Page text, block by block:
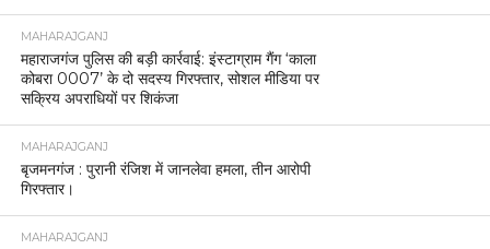
MAHARAJGANJ
महाराजगंज पुलिस की बड़ी कार्रवाई: इंस्टाग्राम गैंग ‘काला
कोबरा 0007’ के दो सदस्य गिरफ्तार, सोशल मीडिया पर
सक्रिय अपराधियों पर शिकंजा
MAHARAJGANJ
बृजमनगंज : पुरानी रंजिश में जानलेवा हमला, तीन आरोपी
गिरफ्तार।
MAHARAJGANJ